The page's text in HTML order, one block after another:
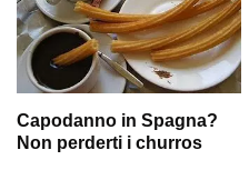
Capodanno in Spagna?
Non perderti i churros